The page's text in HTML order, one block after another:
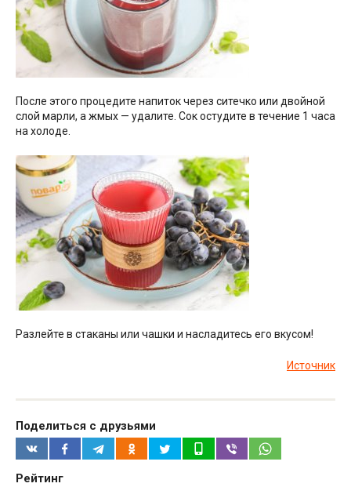
После этого процедите напиток через ситечко или двойной
слой марли, а жмых — удалите. Сок остудите в течение 1 часа
на холоде.
Разлейте в стаканы или чашки и насладитесь его вкусом!
Источник
Поделиться с друзьями
Рейтинг